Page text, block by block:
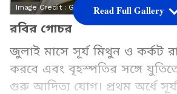
Image Credit : Getty
রবির গোচর
জুলাই মাসে সূর্য মিথুন ও কর্কট
করবে এবং বৃহস্পতির সঙ্গে
গুরু আদিত্য যোগ। প্রথম অর্ধে
Read Full Gallery